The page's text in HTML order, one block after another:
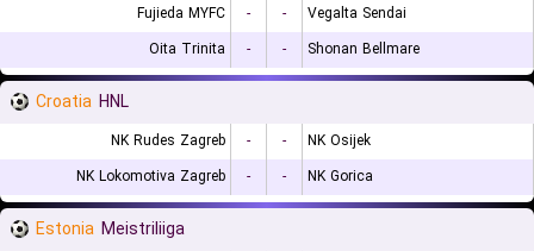
Fujieda MYFC
- -
Vegalta Sendai
Oita Trinita
- - Shonan Bellmare
Croatia HNL
NK Rudes Zagreb - -
NK Osijek
NK Lokomotiva Zagreb
- - NK Gorica
Estonia Meistriliiga